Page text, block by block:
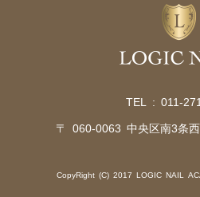
TEL : 011-
〒 060-0063 中央区南3条
CopyRight (C) 2017 LOGIC NAIL